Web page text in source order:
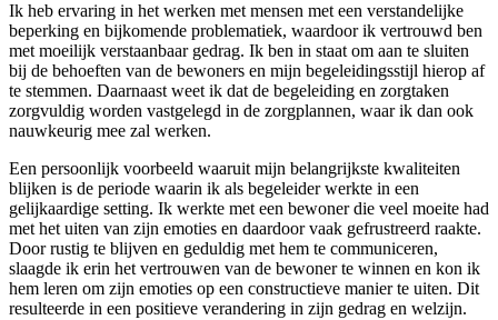
Ik heb ervaring in het werken met mensen met een verstandelijke
beperking en bijkomende problematiek, waardoor ik vertrouwd ben
met moeilijk verstaanbaar gedrag. Ik ben in staat om aan te sluiten
bij de behoeften van de bewoners en mijn begeleidingsstijl hierop af
te stemmen. Daarnaast weet ik dat de begeleiding en zorgtaken
zorgvuldig worden vastgelegd in de zorgplannen, waar ik dan ook
nauwkeurig mee zal werken.
Een persoonlijk voorbeeld waaruit mijn belangrijkste kwaliteiten
blijken is de periode waarin ik als begeleider werkte in een
gelijkaardige setting. Ik werkte met een bewoner die veel moeite had
met het uiten van zijn emoties en daardoor vaak gefrustreerd raakte.
Door rustig te blijven en geduldig met hem te communiceren,
slaagde ik erin het vertrouwen van de bewoner te winnen en kon ik
hem leren om zijn emoties op een constructieve manier te uiten. Dit
resulteerde in een positieve verandering in zijn gedrag en welzijn.